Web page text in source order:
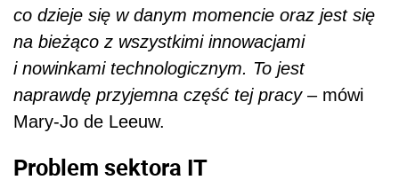
co dzieje się w danym momencie oraz jest się
na bieżąco z wszystkimi innowacjami
i nowinkami technologicznym. To jest
naprawdę przyjemna część tej pracy– mówi
Mary-Jo de Leeuw.
Problem sektora IT